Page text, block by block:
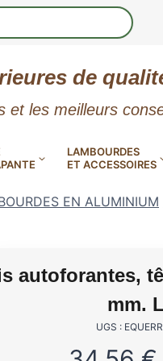
de
et les meilleurs
LAMBOURDES
ET ACCESSOIRES
»
EN ALUMINIUM
autoforantes,
mm.
UGS :